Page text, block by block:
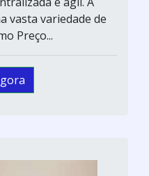
vasta variedade de
Preço...